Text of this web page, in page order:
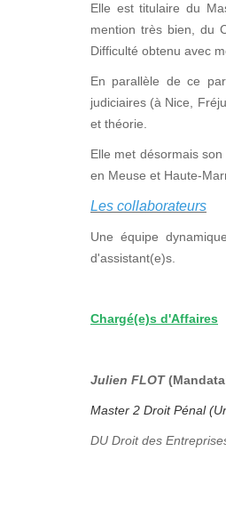
Elle est titulaire du
mention très bien, du
Difficulté obtenu avec
En parallèle de ce
judiciaires (à Nice,
et théorie.
Elle met désormais
en Meuse et Haute-
Les collaborateurs
Une équipe
d'assistant(e)s.
Chargé(e)s d'Affaires
Julien FLOT
Master 2 Droit Pénal
DU Droit des